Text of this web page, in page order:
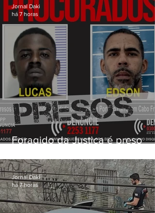
Foragido da Justiça é preso
Cabo Frio
Jornal Daki
há 7 horas
Jornal Daki
há 7 horas